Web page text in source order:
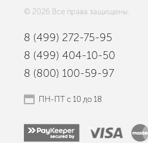
© 2026 Все права защищены.
8 (499) 272-75-95
8 (499) 404-10-50
8 (800) 100-59-97
ПН-ПТ с 10 до 18